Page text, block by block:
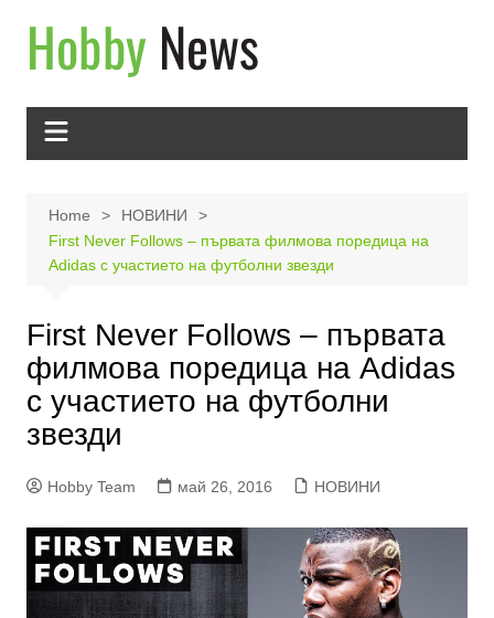
content
Home
НОВИНИ
First Never Follows – първата филмова поредица на
Adidas с участието на футболни звезди
First Never Follows – първата
филмова поредица на Adidas
с участието на футболни
звезди
Hobby Team май 26, 2016 НОВИНИ